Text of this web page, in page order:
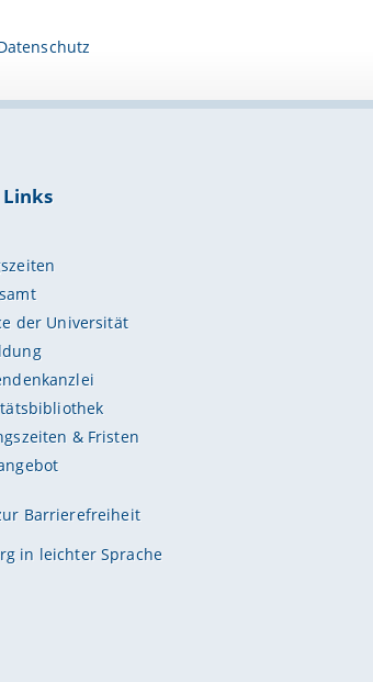
der Universität
& Fristen
Barrierefreiheit
in leichter Sprache